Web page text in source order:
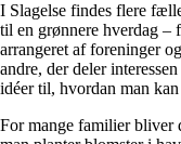
I Slagelse findes flere
til en grønnere hverdag –
arrangeret af foreninger
andre, der deler
idéer til, hvordan man
For mange familier bliver